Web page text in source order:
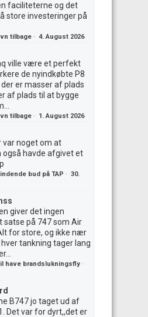
faciliteterne og det
store investeringer på
tilbage · 4. August 2026
ville være et perfekt
de nyindkøbte P8
der er masser af plads
af plads til at bygge
tilbage · 1. August 2026
var noget om at
også havde afgivet et
bud på TAP · 30.
giver det ingen
satse på 747 som Air
for store, og ikke nær
tankning tager lang
have brandslukningsfly ·
B747 jo taget ud af
Det var for dyrt,,det er